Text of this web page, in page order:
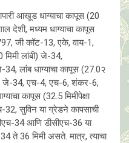
आखूड धाग्याचा कापूस (20
देशी, मध्यम धाग्याचा कापूस
जी कॉट-13, एके, वाय-1,
मिमी लांबी) जे-34,
लांब धाग्याचा कापूस (27.0२
जे-34, एच-4, एच-6, शंकर-6,
कापूस (32.5 मिमीपेक्षा
32, सुविन या ग्रेडने कापसाची
34 आणि डीसीएच-36 या
34 ते 36 मिमी असते. मात्र, त्याचा